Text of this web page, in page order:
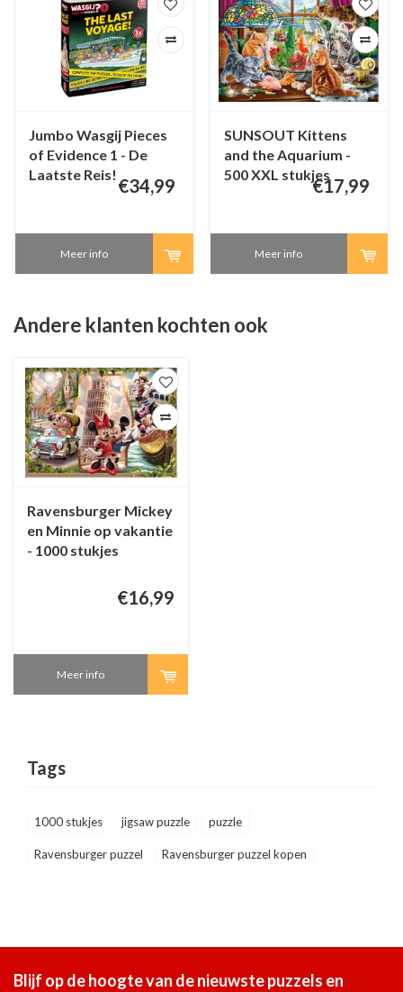
Jumbo Wasgij Pieces
of Evidence 1 - De
Laatste Reis!
€34,99
Meer info
SUNSOUT Kittens
and the Aquarium -
500 XXL stukjes
€17,99
Meer info
Andere klanten kochten ook
Ravensburger Mickey
en Minnie op vakantie
- 1000 stukjes
€16,99
Meer info
Tags
1000 stukjes jigsaw puzzle puzzle
Ravensburger puzzel Ravensburger puzzel kopen
Blijf op de hoogte van de nieuwste puzzels en